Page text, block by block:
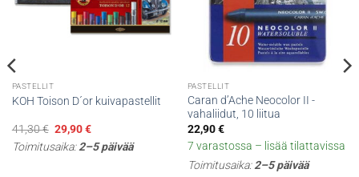
PASTELLIT
KOH Toison D´or kuivapastellit
41,30€ Alkuperäinen
hinta
oli:
29,90€Nykyinen
on:
Toimitusaika:2–5 päivää
PASTELLIT
Caran d’Ache Neocolor II -
vahaliidut, 10 liitua
22,90€
7 varastossa – lisää tilattavissa
Toimitusaika:2–5 päivää